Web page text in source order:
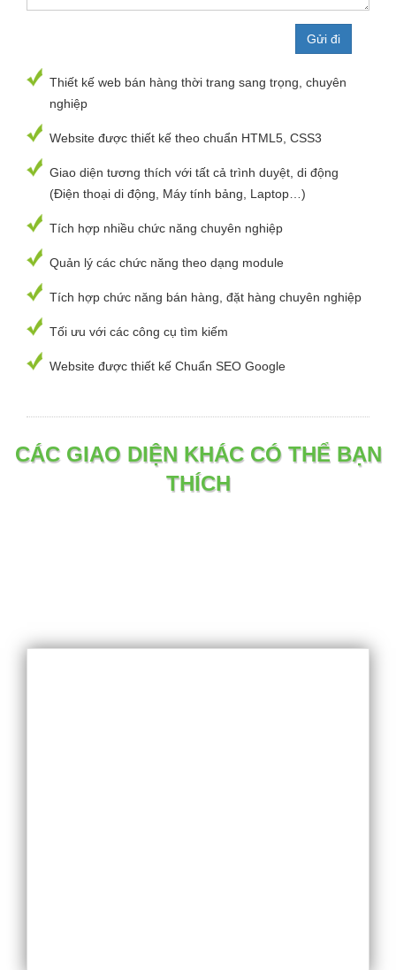
Thiết kế web bán hàng thời trang sang trọng, chuyên
nghiệp
Website được thiết kế theo chuẩn HTML5, CSS3
Giao diện tương thích với tất cả trình duyệt, di động
(Điện thoại di động, Máy tính bảng, Laptop…)
Tích hợp nhiều chức năng chuyên nghiệp
Quản lý các chức năng theo dạng module
Tích hợp chức năng bán hàng, đặt hàng chuyên nghiệp
Tối ưu với các công cụ tìm kiếm
Website được thiết kế Chuẩn SEO Google
CÁC GIAO DIỆN KHÁC CÓ THỂ BẠN
THÍCH